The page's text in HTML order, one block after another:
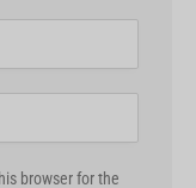
browser for the